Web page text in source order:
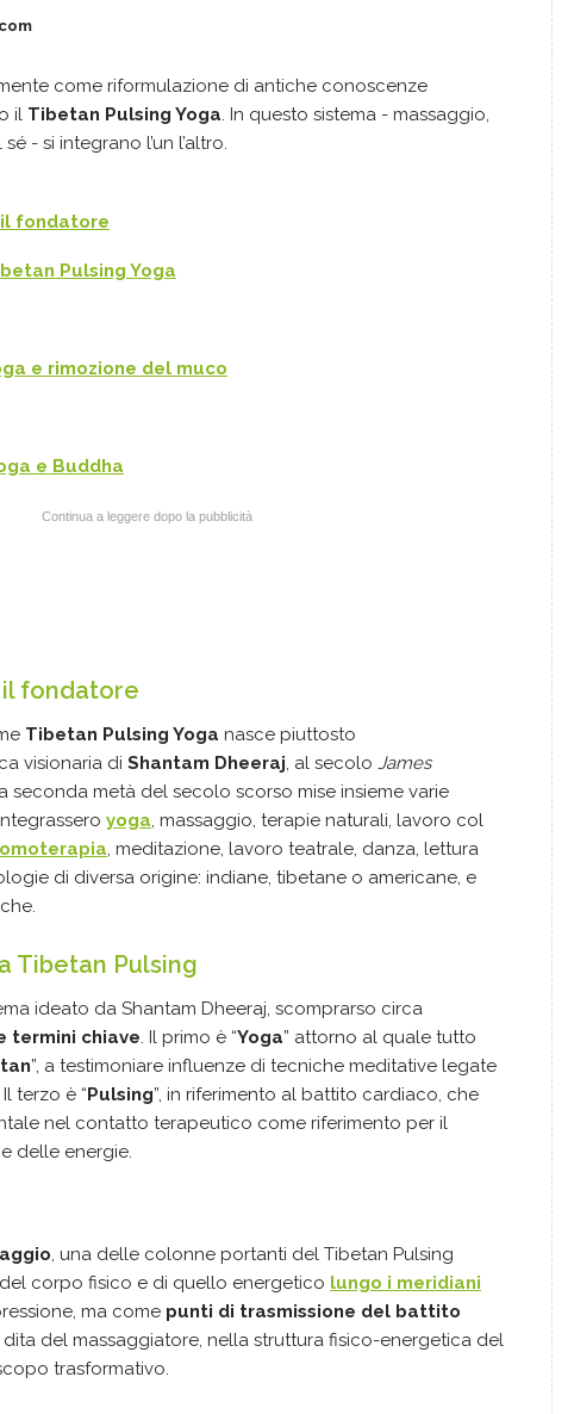
come riformulazione di antiche conoscenze
il Tibetan Pulsing Yoga. In questo sistema - massaggio,
- si integrano l’un l’altro.
fondatore
Pulsing Yoga
e rimozione del muco
e Buddha
Continua a leggere dopo la pubblicità
il fondatore
Tibetan Pulsing Yoga nasce piuttosto
visionaria di Shantam Dheeraj, al secolo James
seconda metà del secolo scorso mise insieme varie
yoga, massaggio, terapie naturali, lavoro col
, meditazione, lavoro teatrale, danza, lettura
di diversa origine: indiane, tibetane o americane, e
Tibetan Pulsing
ideato da Shantam Dheeraj, scomprarso circa
termini chiave. Il primo è “Yoga” attorno al quale tutto
”, a testimoniare influenze di tecniche meditative legate
Il terzo è “Pulsing”, in riferimento al battito cardiaco, che
nel contatto terapeutico come riferimento per il
delle energie.
, una delle colonne portanti del Tibetan Pulsing
corpo fisico e di quello energetico lungo i meridiani
ma come punti di trasmissione del battito
del massaggiatore, nella struttura fisico-energetica del
trasformativo.